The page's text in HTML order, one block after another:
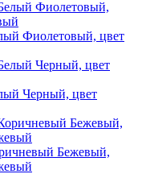
Фиолетовый, цвет
Черный, цвет
Бежевый,